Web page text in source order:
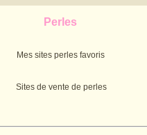
Perles
Mes sites perles favoris
Sites de vente de perles